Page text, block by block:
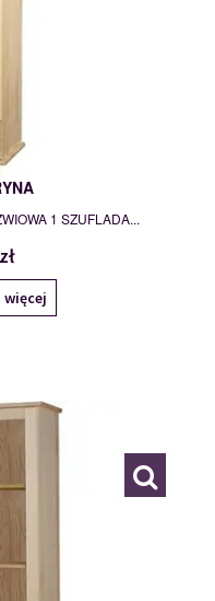
1 SZUFLADA...
więcej